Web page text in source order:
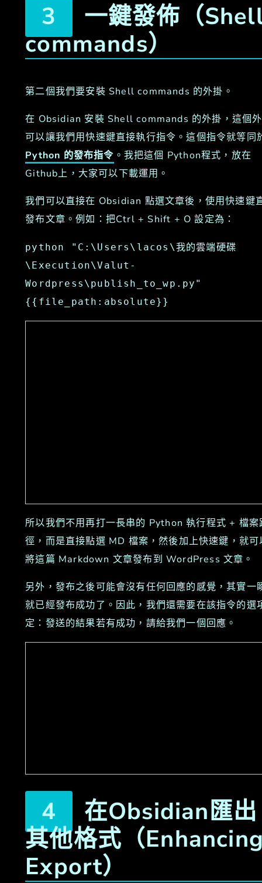
一鍵發佈（
commands）
第二個我們要安裝 Shell commands 的外掛。
在 Obsidian 安裝 Shell commands 的外掛，這個
可以讓我們用快速鍵直接執行指令。這個指令就等同
Python 的發布指令 。我把這個 Python程式，放在
Github上，大家可以下載運用。
我們可以直接在 Obsidian 點選文章後，使用快速鍵
發布文章。例如：把Ctrl + Shift + O 設定為：
python "C:\Users\lacos\我的雲端硬碟
\Execution\Valut-
Wordpress\publish_to_wp.py"
{{file_path:absolute}}
所以我們不用再打一長串的 Python 執行程式 + 檔案
徑，而是直接點選 MD 檔案，然後加上快速鍵，就可
將這篇 Markdown 文章發布到 WordPress 文章。
另外，發布之後可能會沒有任何回應的感覺，其實一
就已經發布成功了。因此，我們還需要在該指令的選
定：發送的結果若有成功，請給我們一個回應。
在Obsidian匯出
其他格式（
Export）